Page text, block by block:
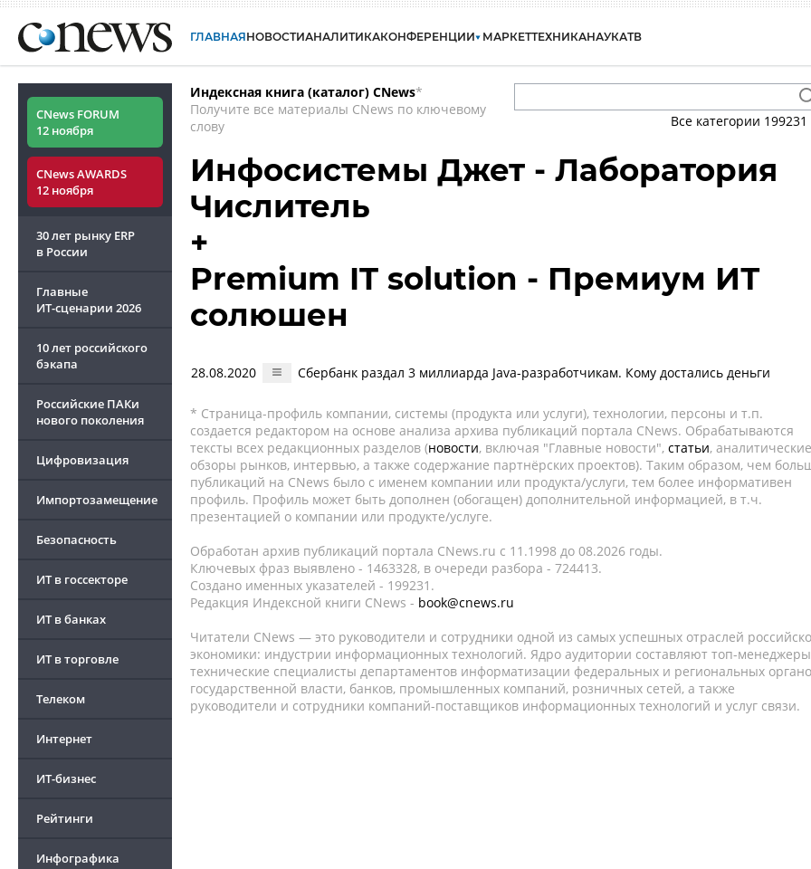
ГЛАВНАЯНОВОСТИАНАЛИТИКАКОНФЕРЕНЦИИ МАРКЕТТЕХНИКАНАУКАТВ
CNews FORUM
12 ноября
CNews AWARDS
12 ноября
30 лет рынку ERP
в России
Главные
ИТ-сценарии 2026
10 лет российского
бэкапа
Российские ПАКи
нового поколения
Цифровизация
Импортозамещение
Безопасность
ИТ в госсекторе
ИТ в банках
ИТ в торговле
Телеком
Интернет
ИТ-бизнес
Рейтинги
Инфографика
Индексная книга (каталог) CNews*
Получите все материалы CNews по ключевому
слову
Все категории 199231
Инфосистемы Джет - Лаборатория
Числитель
+
Premium IT solution - Премиум ИТ
солюшен
28.08.2020 Сбербанк раздал 3 миллиарда Java-разработчикам. Кому достались деньги
* Страница-профиль компании, системы (продукта или услуги), технологии, персоны и т.п.
создается редактором на основе анализа архива публикаций портала CNews. Обрабатываются
тексты всех редакционных разделов (новости, включая "Главные новости", статьи, аналитические
обзоры рынков, интервью, а также содержание партнёрских проектов). Таким образом, чем
публикаций на CNews было с именем компании или продукта/услуги, тем более информативен
профиль. Профиль может быть дополнен (обогащен) дополнительной информацией, в т.ч.
презентацией о компании или продукте/услуге.
Обработан архив публикаций портала CNews.ru c 11.1998 до 08.2026 годы.
Ключевых фраз выявлено - 1463328, в очереди разбора - 724413.
Создано именных указателей - 199231.
Редакция Индексной книги CNews - book@cnews.ru
Читатели CNews — это руководители и сотрудники одной из самых успешных отраслей
экономики: индустрии информационных технологий. Ядро аудитории составляют топ-
технические специалисты департаментов информатизации федеральных и региональных
государственной власти, банков, промышленных компаний, розничных сетей, а также
руководители и сотрудники компаний-поставщиков информационных технологий и услуг связи.